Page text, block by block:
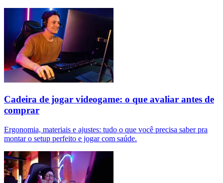
Cadeira de jogar videogame: o que avaliar antes de
comprar
Ergonomia, materiais e ajustes: tudo o que você precisa saber pra
montar o setup perfeito e jogar com saúde.